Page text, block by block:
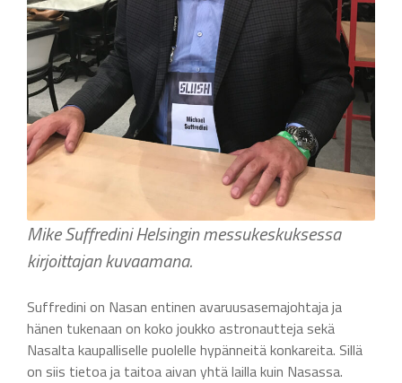
Mike Suffredini Helsingin messukeskuksessa
kirjoittajan kuvaamana.
Suffredini on Nasan entinen avaruusasemajohtaja ja
hänen tukenaan on koko joukko astronautteja sekä
Nasalta kaupalliselle puolelle hypänneitä konkareita. Sillä
on siis tietoa ja taitoa aivan yhtä lailla kuin Nasassa.